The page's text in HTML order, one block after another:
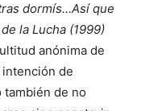
dormís…Así que
la Lucha (1999)
anónima de
de
también de no